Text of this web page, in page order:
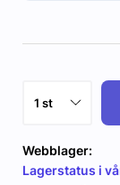
Webblager:
Lagerstatus i